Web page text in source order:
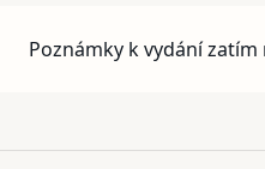
Poznámky k vydání